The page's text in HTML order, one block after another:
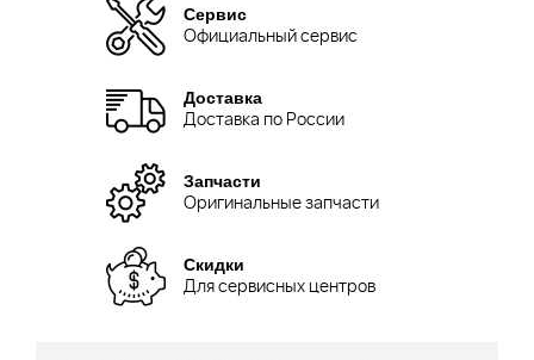
Сервис
Официальный сервис
Доставка
Доставка по России
Запчасти
Оригинальные запчасти
Скидки
Для сервисных центров